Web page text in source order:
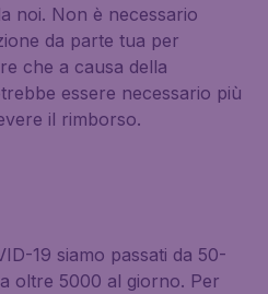
noi. Non è necessario
da parte tua per
che a causa della
essere necessario più
il rimborso.
19 siamo passati da 50-
oltre 5000 al giorno. Per